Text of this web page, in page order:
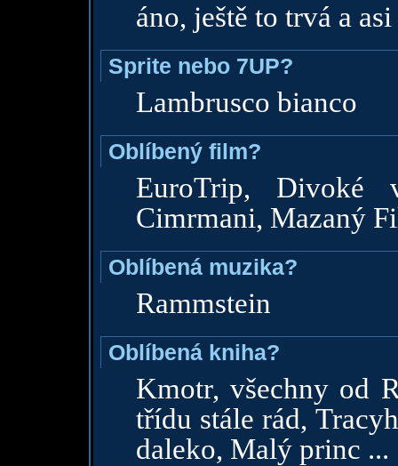
áno, ještě to trvá a
Sprite nebo 7UP?
Lambrusco bianco
Oblíbený film?
EuroTrip, Divoké
Cimrmani, Mazaný
Oblíbená muzika?
Rammstein
Oblíbená kniha?
Kmotr, všechny od
třídu stále rád,
daleko, Malý princ ...